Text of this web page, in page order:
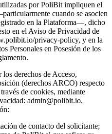
por PoliBit impliquen el
cuando se asocien
en la Plataforma—, dicho
en el Aviso de Privacidad de
privacy-policy, y en la
Personales en Posesión de los
derechos de Acceso,
(derechos ARCO) respecto
de cookies, mediante
admin@polibit.io,
de contacto del solicitante;